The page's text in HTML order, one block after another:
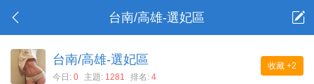
台南/高雄-選妃區
收藏 +2
台南/高雄-選妃區
今日: 0 主題: 1281 排名: 4